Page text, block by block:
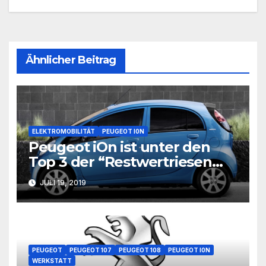
Ähnlicher Beitrag
ELEKTROMOBILITÄT PEUGEOT I0N
Peugeot iOn ist unter den
Top 3 der “Restwertriesen
2023”
JULI 19, 2019
PEUGEOT PEUGEOT 107 PEUGEOT 108
PEUGEOT I0N
WERKSTATT
ABARTH 500 ABARTH 500C ABARTH 595
ABARTH 595C
ABARTH 695
ALFA ROMEO ALFA ROMEO MITO
BMW I3